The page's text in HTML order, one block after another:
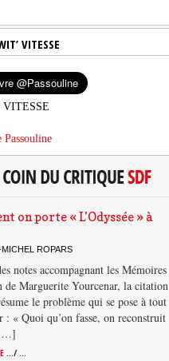
VITESSE
VITESSE
Passouline
on porte « L’Odyssée » à
ROPARS
notes accompagnant les Mémoires
de Marguerite Yourcenar, la citation
le problème qui se pose à tout
: « Quoi qu’on fasse, on reconstruit
.../ ...